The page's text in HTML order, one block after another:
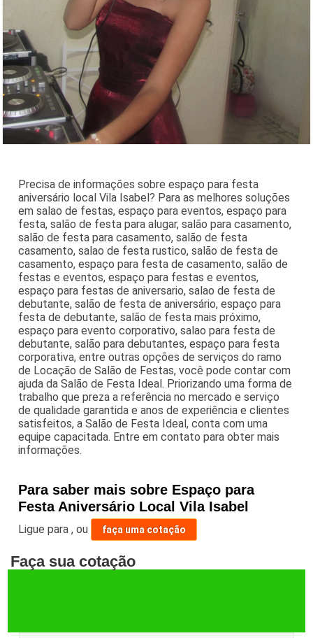
Precisa de informações sobre espaço para festa
aniversário local Vila Isabel? Para as melhores soluções
em salao de festas, espaço para eventos, espaço para
festa, salão de festa para alugar, salão para casamento,
salão de festa para casamento, salão de festa
casamento, salao de festa rustico, salão de festa de
casamento, espaço para festa de casamento, salão de
festas e eventos, espaço para festas e eventos,
espaço para festas de aniversario, salao de festa de
debutante, salão de festa de aniversário, espaço para
festa de debutante, salão de festa mais próximo,
espaço para evento corporativo, salao para festa de
debutante, salão para debutantes, espaço para festa
corporativa, entre outras opções de serviços do ramo
de Locação de Salão de Festas, você pode contar com
ajuda da Salão de Festa Ideal. Priorizando uma forma de
trabalho que preza a referência no mercado e serviço
de qualidade garantida e anos de experiência e clientes
satisfeitos, a Salão de Festa Ideal, conta com uma
equipe capacitada. Entre em contato para obter mais
informações.
Para saber mais sobre Espaço para
Festa Aniversário Local Vila Isabel
Ligue para,ou faça uma cotação
Faça sua cotação